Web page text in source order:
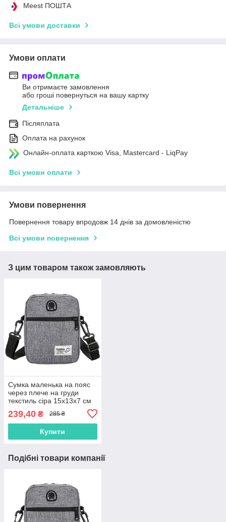
Meest ПОШТА
Всі умови доставки
Умови оплати
Ви отримаєте замовлення
або гроші повернуться на вашу картку
Детальніше
Післяплата
Оплата на рахунок
Онлайн-оплата карткою Visa, Mastercard - LiqPay
Всі умови оплати
Умови повернення
Повернення товару впродовж 14 днів за домовленістю
Всі умови повернення
З цим товаром також замовляють
Сумка маленька на пояс
через плече на груди
текстиль сіра 15х13х7 см
жінок 2 відділи
239,40 ₴ 285 ₴
Купити
Подібні товари компанії